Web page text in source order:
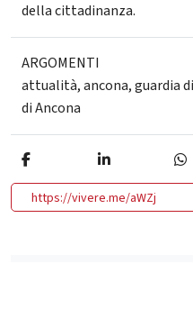
della cittadinanza.
ARGOMENTI
attualità,ancona,guardia
di Ancona
https://vivere.me/aWZj